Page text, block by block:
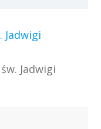
Jadwigi
Jadwigi